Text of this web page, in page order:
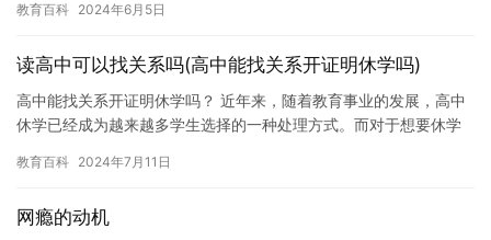
的一…
教育百科 2024年6月5日
读高中可以找关系吗(高中能找关系开证明休学吗)
高中能找关系开证明休学吗？ 近年来，随着教育事业的发展，高中
休学已经成为越来越多学生选择的一种处理方式。而对于想要休学
么，…
教育百科 2024年7月11日
网瘾的动机